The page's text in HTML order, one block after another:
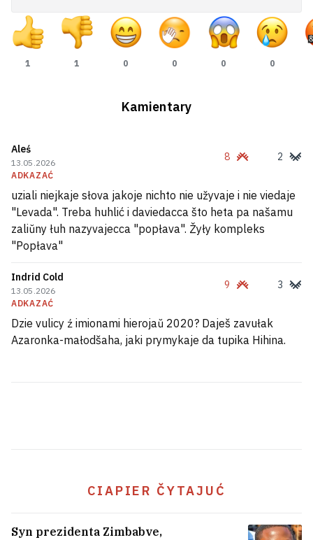
1 1 0 0 0 0
Kamientary
Aleś
13.05.2026
ADKAZAĆ
8 2
uziali niejkaje słova jakoje nichto nie užyvaje i nie viedaje
"Levada". Treba huhlić i daviedacca što heta pa našamu
zaliŭny łuh nazyvajecca "popłava". Žyły kompleks
"Popłava"
Indrid Cold
13.05.2026
ADKAZAĆ
9 3
Dzie vulicy ź imionami hierojaŭ 2020? Daješ zavułak
Azaronka-małodšaha, jaki prymykaje da tupika Hihina.
CIAPIER ČYTAJUĆ
Syn prezidenta Zimbabve,
što heta budzie ciahnucca maksimum hod
Štorm narabiŭ biady ŭ Vilejskim i
sudziŭsia z žonkaj za dziaciej. Žonka
chacieła, kab vypłačvaŭ hrošy i na
jaje ŭtrymańnie
7